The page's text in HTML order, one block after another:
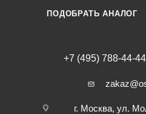
ПОДОБРАТЬ АНАЛОГ
+7 (495) 788-44-44
г. Москва, ул.